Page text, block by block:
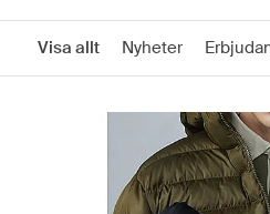
Visa allt Nyheter